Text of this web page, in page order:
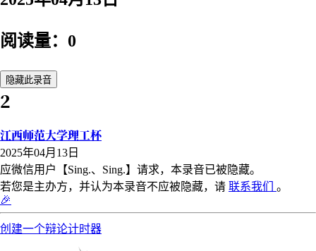
阅读量：0
隐藏此录音
2
江西师范大学理工杯
2025年04月13日
应微信用户【Sing.、Sing.】请求，本录音已被隐藏。
若您是主办方，并认为本录音不应被隐藏，请 联系我们 。
🎉
创建一个辩论计时器